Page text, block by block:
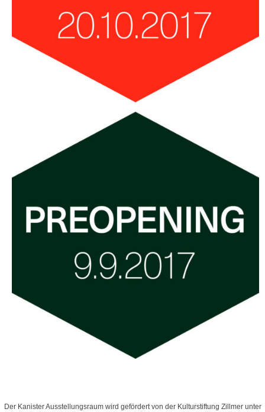
Der Kanister Ausstellungsraum wird gefördert von der Kulturstiftung Zillmer unter